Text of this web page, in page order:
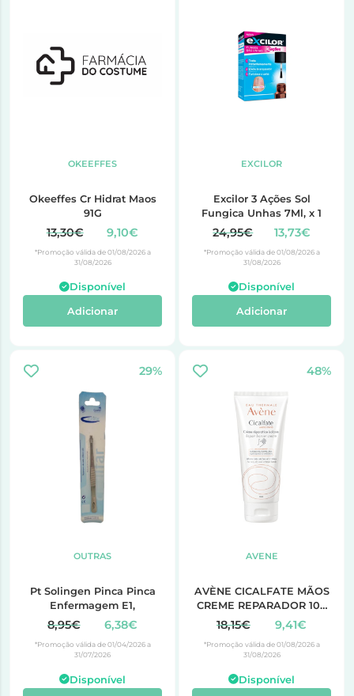
OKEEFFES
Okeeffes Cr Hidrat Maos
91G
13,30€ 9,10€
*Promoção válida de 01/08/2026 a
31/08/2026
Disponível
Adicionar
EXCILOR
Excilor 3 Ações Sol
Fungica Unhas 7Ml, x 1
24,95€ 13,73€
*Promoção válida de 01/08/2026 a
31/08/2026
Disponível
Adicionar
29%
OUTRAS
Pt Solingen Pinca Pinca
Enfermagem E1,
8,95€ 6,38€
*Promoção válida de 01/04/2026 a
31/07/2026
Disponível
48%
AVENE
AVÈNE CICALFATE MÃOS
CREME REPARADOR 100
18,15€ 9,41€
*Promoção válida de 01/08/2026 a
31/08/2026
Disponível